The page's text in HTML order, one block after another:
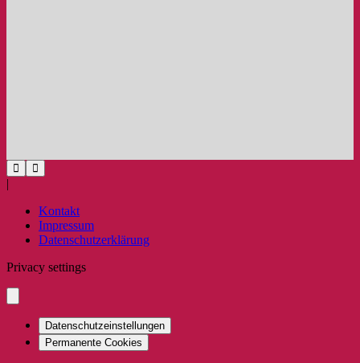
|
Kontakt
Impressum
Datenschutzerklärung
Privacy settings
Datenschutzeinstellungen
Permanente Cookies